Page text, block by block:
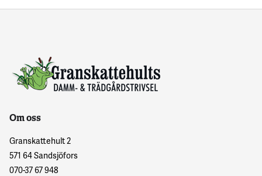
Om oss
Granskattehult 2
571 64 Sandsjöfors
070-37 67 948